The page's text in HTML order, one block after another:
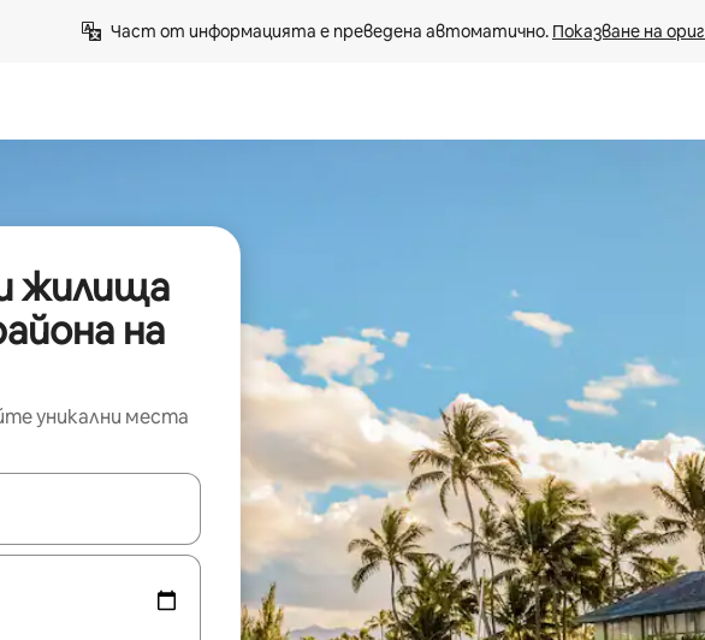
Част от информацията е преведена автоматично. Показване на
жилища
на
уникални места
използвайте клавишите със стрелки нагоре и надолу или навигирайте с